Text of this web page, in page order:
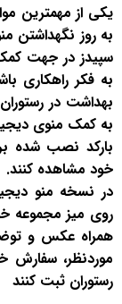
یکی از مهمترین
به روز نگهداشتن
سپیدز در جهت
به فکر راهکاری
بهداشت در
به کمک منوی
بارکد نصب شده
خود مشاهده کنند.
روی میز مجموعه
همراه عکس و
موردنظر، سفارش
رستوران ثبت کنند